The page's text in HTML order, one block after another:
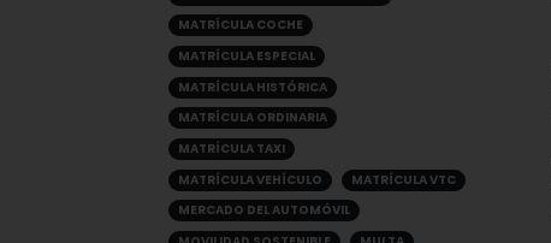
MATRÍCULA COCHE
MATRÍCULA ESPECIAL
MATRÍCULA HISTÓRICA
MATRÍCULA ORDINARIA
MATRÍCULA TAXI
MATRÍCULA VEHÍCULO
MATRÍCULA VTC
MERCADO DEL AUTOMÓVIL